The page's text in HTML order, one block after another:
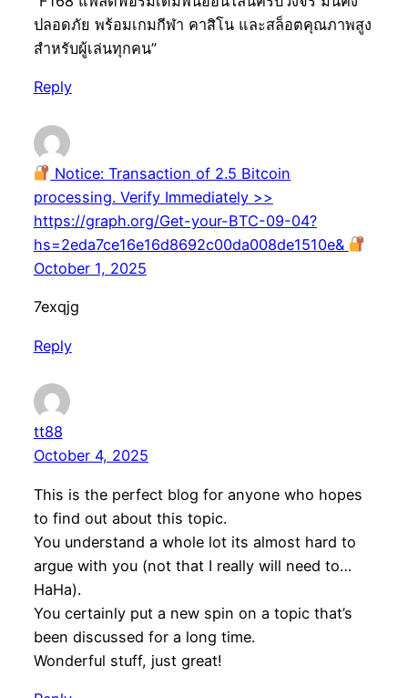
ปลอดภัย พร้อมเกมกีฬา คาสิโน และสล็อตคุณภาพสูง
สำหรับผู้เล่นทุกคน”
Reply
Notice: Transaction of 2.5 Bitcoin
processing. Verify Immediately >>
https://graph.org/Get-your-BTC-09-04?
hs=2eda7ce16e16d8692c00da008de1510e&
October 1, 2025
7exqjg
Reply
tt88
October 4, 2025
This is the perfect blog for anyone who hopes
to find out about this topic.
You understand a whole lot its almost hard to
argue with you (not that I really will need to…
HaHa).
You certainly put a new spin on a topic that’s
been discussed for a long time.
Wonderful stuff, just great!